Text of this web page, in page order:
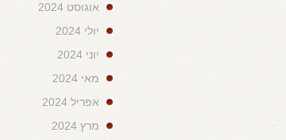
אוגוסט 2024
יולי 2024
יוני 2024
מאי 2024
אפריל 2024
מרץ 2024